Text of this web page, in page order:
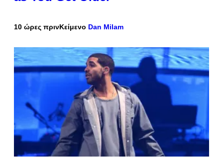
10 ώρες πρινΚείμενο Dan Milam